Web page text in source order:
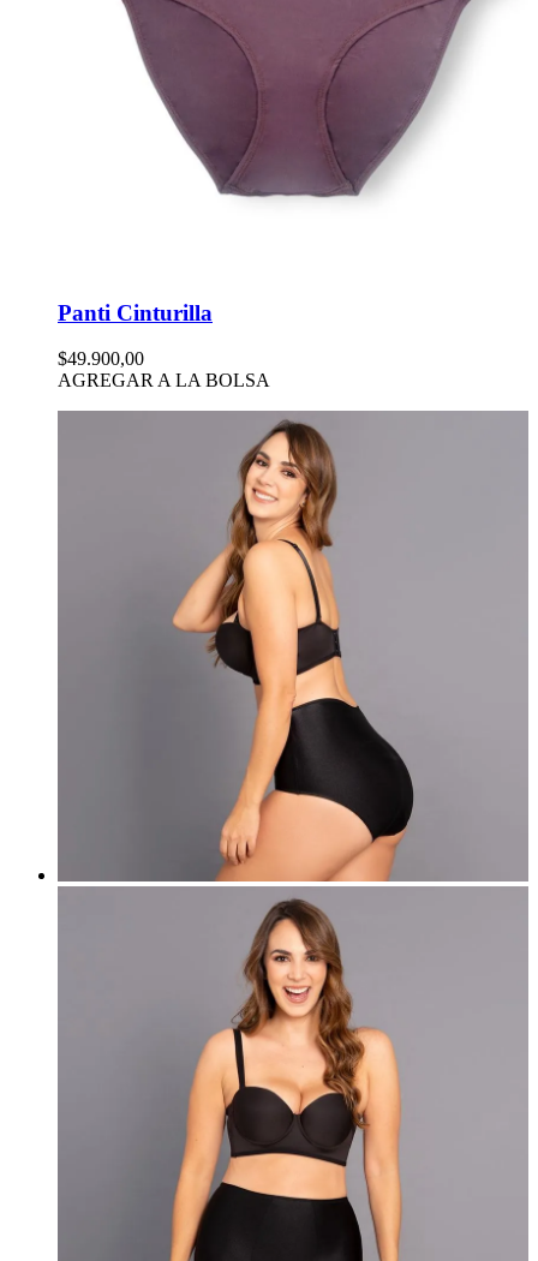
Panti Cinturilla
$49.900,00
AGREGAR A LA BOLSA